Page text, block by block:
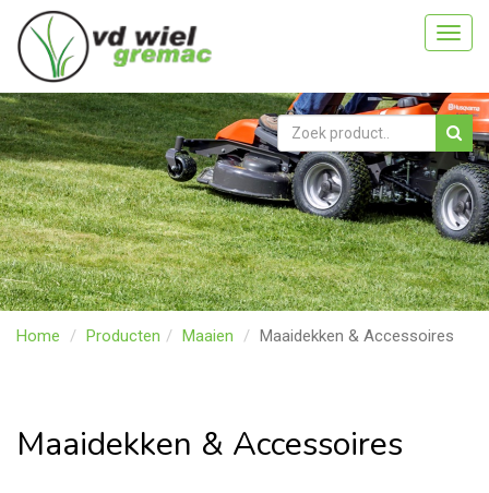
Home Producten Maaien Maaidekken & Accessoires
Maaidekken & Accessoires